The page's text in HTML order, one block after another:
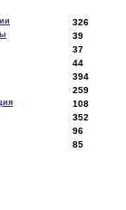
326
39
37
44
394
259
108
352
96
85